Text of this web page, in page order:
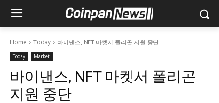
Home Today 바이낸스, NFT 마켓서 폴리곤 지원 중단
Today Market
바이낸스, NFT 마켓서 폴리곤
지원 중단